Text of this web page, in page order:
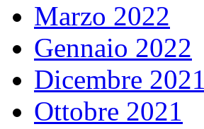
Marzo 2022
Gennaio 2022
Dicembre 2021
Ottobre 2021